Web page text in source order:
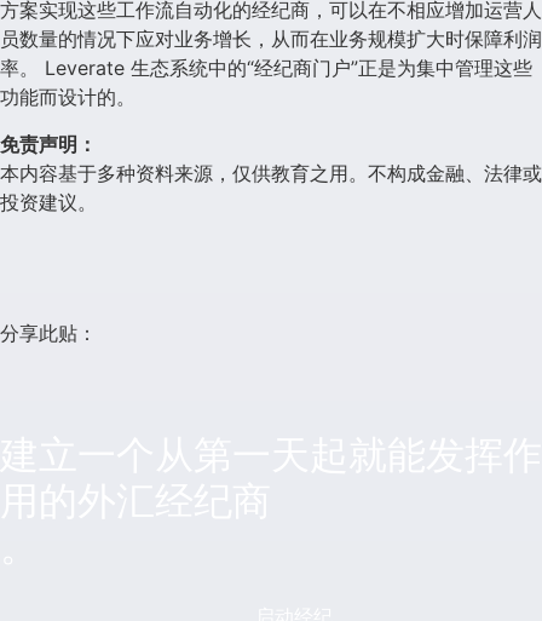
方案实现这些工作流自动化的经纪商，可以在不相应增加运营人
员数量的情况下应对业务增长，从而在业务规模扩大时保障利润
率。 Leverate 生态系统中的“经纪商门户”正是为集中管理这些
功能而设计的。
免责声明：
本内容基于多种资料来源，仅供教育之用。不构成金融、法律或
投资建议。
分享此贴：